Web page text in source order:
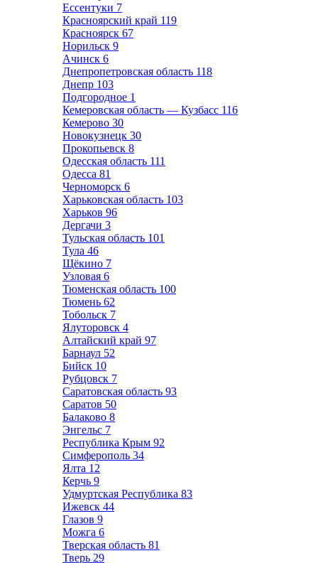
Ессентуки 7
Красноярский край 119
Красноярск 67
Норильск 9
Ачинск 6
Днепропетровская область 118
Днепр 103
Подгородное 1
Кемеровская область — Кузбасс 116
Кемерово 30
Новокузнецк 30
Прокопьевск 8
Одесская область 111
Одесса 81
Черноморск 6
Харьковская область 103
Харьков 96
Дергачи 3
Тульская область 101
Тула 46
Щёкино 7
Узловая 6
Тюменская область 100
Тюмень 62
Тобольск 7
Ялуторовск 4
Алтайский край 97
Барнаул 52
Бийск 10
Рубцовск 7
Саратовская область 93
Саратов 50
Балаково 8
Энгельс 7
Республика Крым 92
Симферополь 34
Ялта 12
Керчь 9
Удмуртская Республика 83
Ижевск 44
Глазов 9
Можга 6
Тверская область 81
Тверь 29